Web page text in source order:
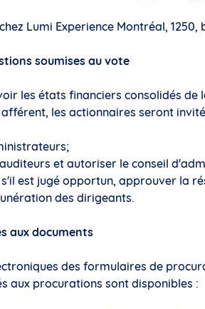
Lumi Experience Montréal,
soumises au vote
les états financiers consolidés
les actionnaires seront
et autoriser le conseil
est jugé opportun, approuver la
des dirigeants.
aux documents
des formulaires de
aux procurations sont disponibles :